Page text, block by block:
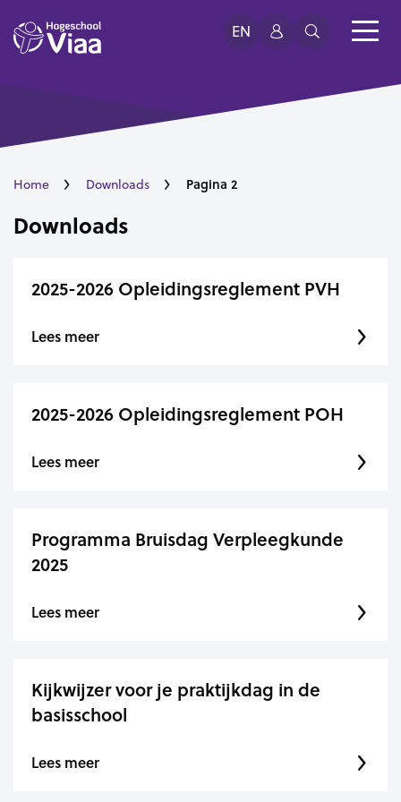
EN
Home Downloads Pagina 2
Downloads
2025-2026 Opleidingsreglement PVH
Lees meer
2025-2026 Opleidingsreglement POH
Lees meer
Programma Bruisdag Verpleegkunde
2025
Lees meer
Kijkwijzer voor je praktijkdag in de
basisschool
Lees meer